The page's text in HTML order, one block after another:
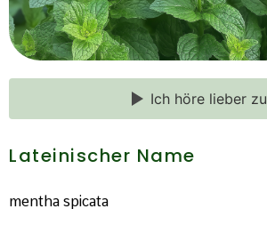
Ich höre lieber zu
Lateinischer Name
mentha spicata